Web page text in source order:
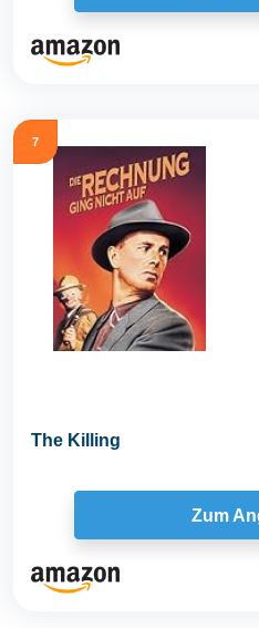
7
The Killing
Zum